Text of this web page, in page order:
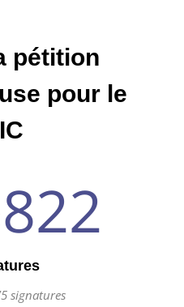
pétition
pour le
signatures